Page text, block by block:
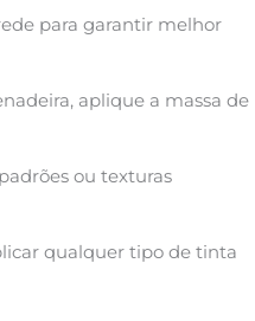
para garantir melhor
aplique a massa de
ou texturas
qualquer tipo de tinta